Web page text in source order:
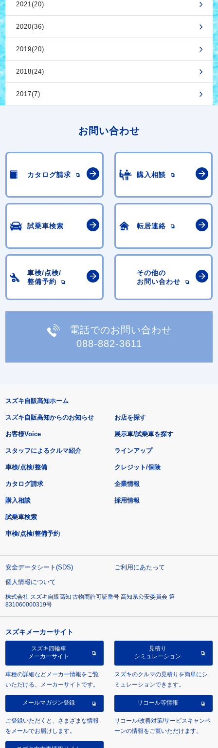
2021(20)
2020(36)
2019(20)
2018(24)
2017(7)
お問い合わせ
カタログ請求 購入相談
試乗車検索 転居連絡
車検/点検/
整備予約
その他の
お問い合わせ
電話でのお問い合わせ
088-882-3611
スズキ自販高知ホーム
スズキ自販高知からのお知らせ
お客様Voice
スタッフによるクルマ紹介
お店を探す
展示車/試乗車を探す
ラインアップ
車検/点検/整備 クレジット/保険
カタログ請求
購入相談
試乗車検索
車検/点検/整備予約
企業情報
採用情報
安全データシート(SDS)
ご利用にあたって
個人情報について
株式会社 スズキ自販高知 古物商許可証番号 高知県公安委員会 第
831060000319号
スズキメーカーサイト
スズキ四輪車
メーカーサイト
車種の詳細などメーカー情報をご覧
いただける、メーカーサイトです。
見積り
シミュレーション
スズキのクルマの見積りを簡単にシ
ミュレーションできます。
メールマガジン登録
ご登録いただくと、さまざまな情報
をメールでお届けします。
リコール等情報
リコール/改善対策/サービスキャンペ
ーンの情報をご覧いただけます。